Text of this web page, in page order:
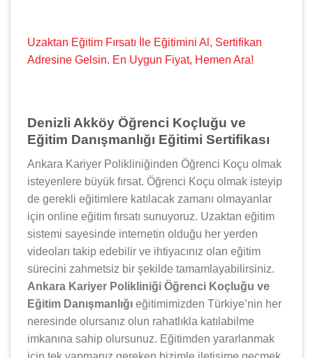
Uzaktan Eğitim Fırsatı İle Eğitimini Al, Sertifikan
Adresine Gelsin. En Uygun Fiyat, Hemen Ara!
Denizli Akköy Öğrenci Koçluğu ve
Eğitim Danışmanlığı Eğitimi Sertifikası
Ankara Kariyer Polikliniğinden Öğrenci Koçu olmak
isteyenlere büyük fırsat. Öğrenci Koçu olmak isteyip
de gerekli eğitimlere katılacak zamanı olmayanlar
için online eğitim fırsatı sunuyoruz. Uzaktan eğitim
sistemi sayesinde internetin olduğu her yerden
videoları takip edebilir ve ihtiyacınız olan eğitim
sürecini zahmetsiz bir şekilde tamamlayabilirsiniz.
Ankara Kariyer Polikliniği Öğrenci Koçluğu ve
Eğitim Danışmanlığı eğitimimizden Türkiye’nin her
neresinde olursanız olun rahatlıkla katılabilme
imkanına sahip olursunuz. Eğitimden yararlanmak